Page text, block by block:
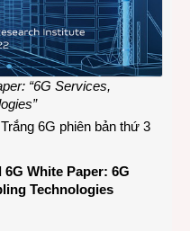
“6G Services,
6G phiên bản thứ 3
White Paper: 6G
Technologies